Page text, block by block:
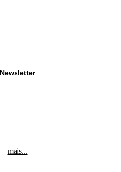
Newsletter
mais...